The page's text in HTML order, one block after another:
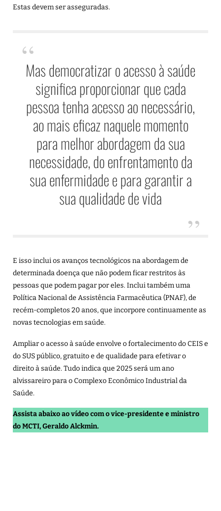
Estas devem ser asseguradas.
Mas democratizar o acesso à saúde
significa proporcionar que cada
pessoa tenha acesso ao necessário,
ao mais eficaz naquele momento
para melhor abordagem da sua
necessidade, do enfrentamento da
sua enfermidade e para garantir a
sua qualidade de vida
E isso inclui os avanços tecnológicos na abordagem de
determinada doença que não podem ficar restritos às
pessoas que podem pagar por eles. Inclui também uma
Política Nacional de Assistência Farmacêutica (PNAF), de
recém-completos 20 anos, que incorpore continuamente as
novas tecnologias em saúde.
Ampliar o acesso à saúde envolve o fortalecimento do CEIS e
do SUS público, gratuito e de qualidade para efetivar o
direito à saúde. Tudo indica que 2025 será um ano
alvissareiro para o Complexo Econômico Industrial da
Saúde.
Assista abaixo ao vídeo com o vice-presidente e ministro
do MCTI, Geraldo Alckmin.